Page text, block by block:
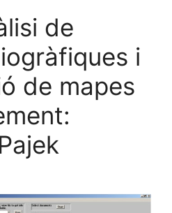
de
i
de mapes